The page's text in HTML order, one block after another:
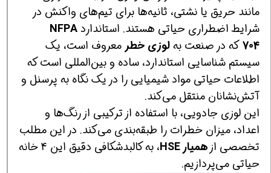
مانند حریق یا نشتی، ثانیه‌ها برای تیم‌های واکنش در
شرایط اضطراری حیاتی هستند. استانداردNFPA
704که در صنعت بهلوزی خطر معروف است، یک
سیستم شناسایی استاندارد، ساده و بین‌المللی است که
اطلاعات حیاتی مواد شیمیایی را در یک نگاه به پرسنل و
آتش‌نشانان منتقل می‌کند.
این لوزی جادویی، با استفاده از ترکیبی از رنگ‌ها و
اعداد، میزان خطرات را طبقه‌بندی می‌کند. در این مطلب
تخصصی ازهمیار HSE
، به کالبدشکافی دقیق این 4 خانه
حیاتی می‌پردازیم.